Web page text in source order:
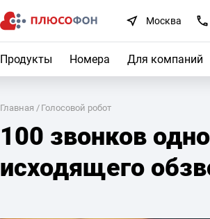
Москва
Продукты Номера Для компаний
Главная Голосовой робот
100 звонков
исходящего